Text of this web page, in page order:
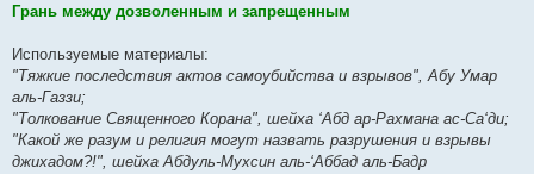
о
е
и
е
Грань между дозволенным и запрещенным
Используемые материалы:
"Тяжкие последствия актов самоубийства и взрывов", Абу Умар
аль-Газзи;
"Толкование Священного Корана", шейха ‘Абд ар-Рахмана ас-Са‘ди;
"Какой же разум и религия могут назвать разрушения и взрывы
джихадом?!", шейха Абдуль-Мухсин аль-‘Аббад аль-Бадр